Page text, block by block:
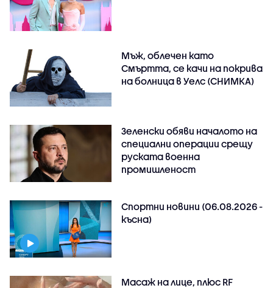
Мъж, облечен като
Смъртта, се качи на покрива
на болница в Уелс (СНИМКА)
Зеленски обяви началото на
специални операции срещу
руската военна
промишленост
Спортни новини (06.08.2026 -
късна)
Масаж на лице, плюс RF